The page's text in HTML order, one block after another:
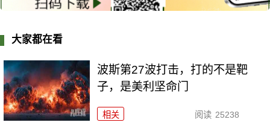
大家都在看
波斯第27波打击，打的不是靶
子，是美利坚命门
相关 阅读 25238